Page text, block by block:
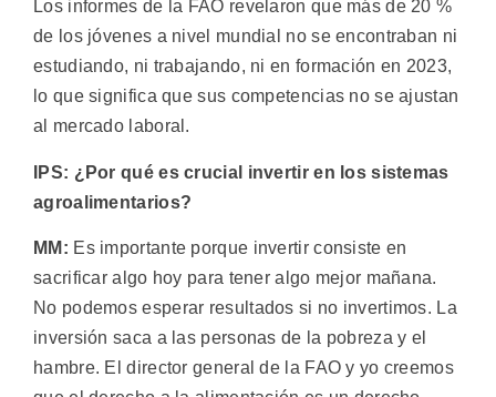
Los informes de la FAO revelaron que más de 20 %
de los jóvenes a nivel mundial no se encontraban ni
estudiando, ni trabajando, ni en formación en 2023,
lo que significa que sus competencias no se ajustan
al mercado laboral.
IPS: ¿Por qué es crucial invertir en los sistemas
agroalimentarios?
MM: Es importante porque invertir consiste en
sacrificar algo hoy para tener algo mejor mañana.
No podemos esperar resultados si no invertimos. La
inversión saca a las personas de la pobreza y el
hambre. El director general de la FAO y yo creemos